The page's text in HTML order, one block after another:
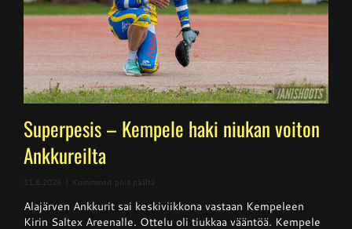
Superpesis – Kempele haki niukan voiton
Ankkureilta
11.6.2026 Kommentit pois päältä
–
Kempele
Alajärven Ankkurit sai keskiviikkona vastaan Kempeleen
Kirin Saltex Areenalle. Ottelu oli tiukkaa vääntöä. Kempele